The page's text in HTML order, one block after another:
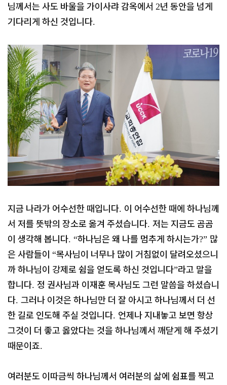
님께서는 사도 바울을 가이사랴 감옥에서 2년 동안을 넘게
기다리게 하신 것입니다.
지금 나라가 어수선한 때입니다. 이 어수선한 때에 하나님께
서 저를 뜻밖의 장소로 옮겨 주셨습니다. 저는 지금도 곰곰
이 생각해 봅니다. “하나님은 왜 나를 멈추게 하시는가?” 많
은 사람들이 “목사님이 너무나 많이 거침없이 달려오셨으니
까 하나님이 강제로 쉼을 얻도록 하신 것입니다”라고 말을
합니다. 정 권사님과 이재훈 목사님도 그런 말씀을 하셨습니
다. 그러나 이것은 하나님만 더 잘 아시고 하나님께서 더 선
한 길로 인도해 주실 것입니다. 언제나 지내놓고 보면 항상
그것이 더 좋고 옳았다는 것을 하나님께서 깨닫게 해 주셨기
때문이죠.
여러분도 이따금씩 하나님께서 여러분의 삶에 쉼표를 찍고